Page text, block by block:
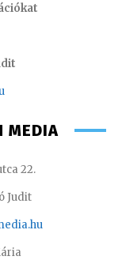
MEDIA
22.
Judit